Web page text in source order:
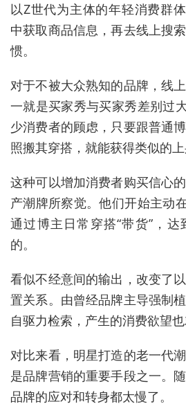
以Z世代为主体的年轻消费群
中获取商品信息，再去线上搜
惯。
对于不被大众熟知的品牌，线
一就是买家秀与买家秀差别过
少消费者的顾虑，只要跟普通
照搬其穿搭，就能获得类似的上
这种可以增加消费者购买信心
产潮牌所察觉。他们开始主动
通过博主日常穿搭“带货”，
的。
看似不经意间的输出，改变了
置关系。由曾经品牌主导强制
自驱力检索，产生的消费欲望也
对比来看，明星打造的老一代
是品牌营销的重要手段之一。
品牌的应对和转身都太慢了。